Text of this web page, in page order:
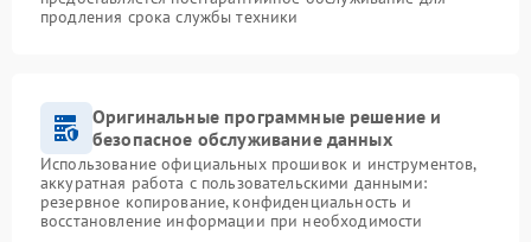
продления срока службы техники
Оригинальные программные решение и
безопасное обслуживание данных
Использование официальных прошивок и инструментов,
аккуратная работа с пользовательскими данными:
резервное копирование, конфиденциальность и
восстановление информации при необходимости